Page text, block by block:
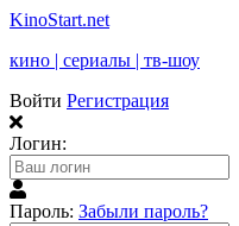
KinoStart.net
кино | сериалы | тв-шоу
Войти Регистрация
Логин:
Пароль: Забыли пароль?